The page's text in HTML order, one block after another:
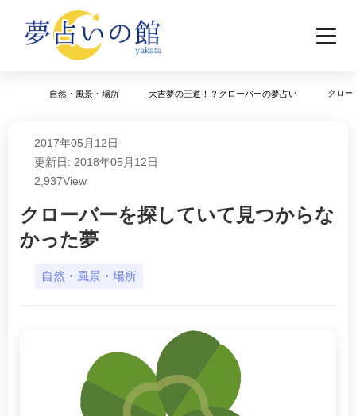
自然・風景・場所 大吉夢の王道！？クローバーの夢占い クロ
2017年05月12日
更新日: 2018年05月12日
2,937View
クローバーを探していて見つからな
かった夢
自然・風景・場所